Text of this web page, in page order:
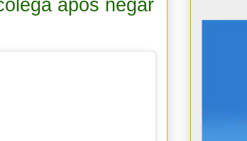
após negar